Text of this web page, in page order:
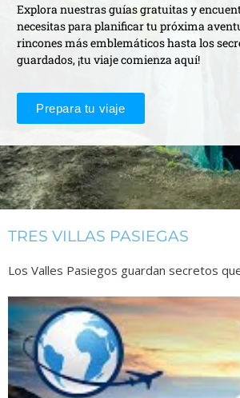
Explora nuestras guías gratuitas y
necesitas para planificar tu próxima
rincones más emblemáticos hasta los
guardados, ¡tu viaje comienza aquí!
Prepara tu viaje
TRES VILLAS PASIEGAS
Los Valles Pasiegos guardan secretos